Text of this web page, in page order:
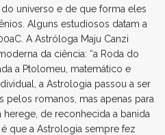
universo e de que forma eles
Alguns estudiosos datam a
A Astróloga Maju Canzi
da ciência: “a Roda do
a Ptolomeu, matemático e
a Astrologia passou a ser
pelos romanos, mas apenas para
herege, de reconhecida a banida
que a Astrologia sempre fez